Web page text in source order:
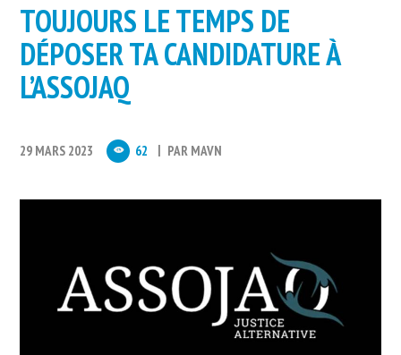
TOUJOURS LE TEMPS DE
DÉPOSER TA CANDIDATURE À
L’ASSOJAQ
29 MARS 2023 62 PAR MAVN